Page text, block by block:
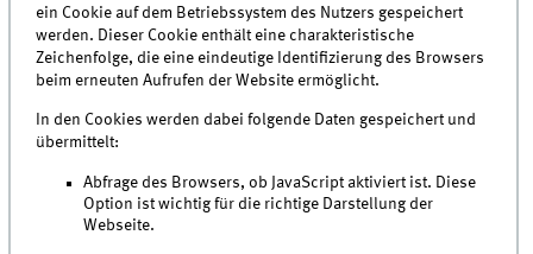
ein Cookie auf dem Betriebssystem des Nutzers gespeichert
werden. Dieser Cookie enthält eine charakteristische
Zeichenfolge, die eine eindeutige Identifizierung des Browsers
beim erneuten Aufrufen der Website ermöglicht.
In den Cookies werden dabei folgende Daten gespeichert und
übermittelt:
Abfrage des Browsers, ob JavaScript aktiviert ist. Diese
Option ist wichtig für die richtige Darstellung der
Webseite.